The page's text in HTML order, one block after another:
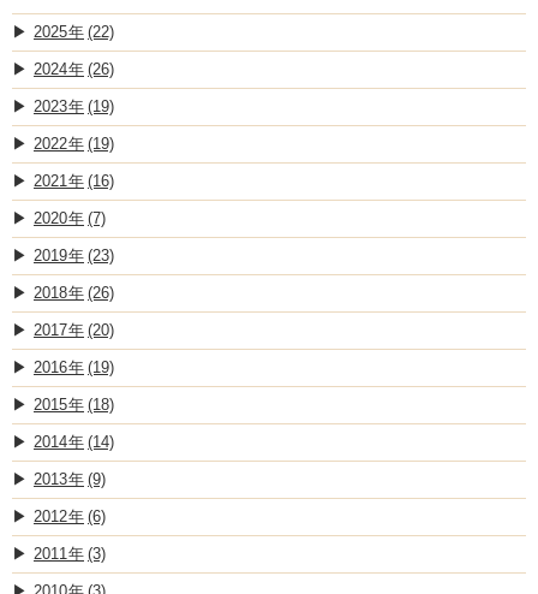
2025 (22)
2024 (26)
2023 (19)
2022 (19)
2021 (16)
2020 (7)
2019 (23)
2018 (26)
2017 (20)
2016 (19)
2015 (18)
2014 (14)
2013 (9)
2012 (6)
2011 (3)